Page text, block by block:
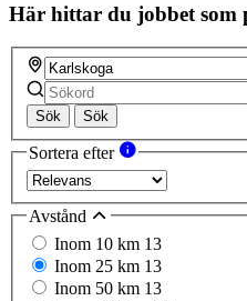
Här hittar du jobbet som
Sök Sök
Sortera efter
Avstånd
Inom 10 km 13
Inom 25 km 13
Inom 50 km 13